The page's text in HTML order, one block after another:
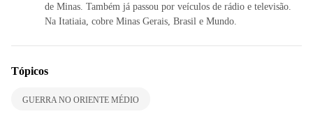
de Minas. Também já passou por veículos de rádio e televisão.
Na Itatiaia, cobre Minas Gerais, Brasil e Mundo.
Tópicos
GUERRA NO ORIENTE MÉDIO